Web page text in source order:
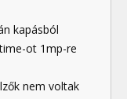
kapásból
ot 1mp-re
nem voltak